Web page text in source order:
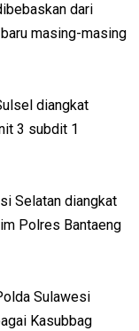
dari
masing-masing
diangkat
3 subdit 1
Selatan diangkat
Polres Bantaeng
Sulawesi
Kasubbag